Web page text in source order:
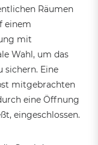
Räumen
einem
mit
Wahl, um das
sichern. Eine
mitgebrachten
eine Öffnung
eingeschlossen.